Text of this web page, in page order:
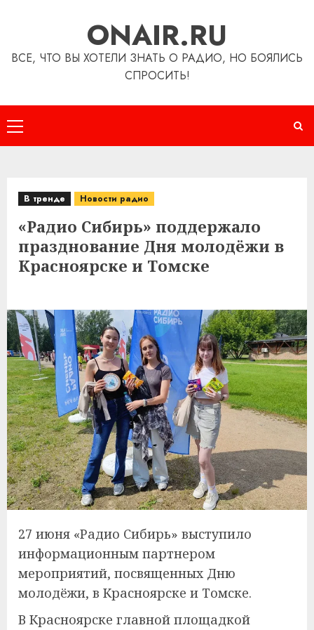
ONAIR.RU
ВСЕ, ЧТО ВЫ ХОТЕЛИ ЗНАТЬ О РАДИО, НО БОЯЛИСЬ
СПРОСИТЬ!
Основное
меню
В тренде Новости радио
«Радио Сибирь» поддержало
празднование Дня молодёжи в
Красноярске и Томске
27 июня «Радио Сибирь» выступило
информационным партнером
мероприятий, посвященных Дню
молодёжи, в Красноярске и Томске.
В Красноярске главной площадкой